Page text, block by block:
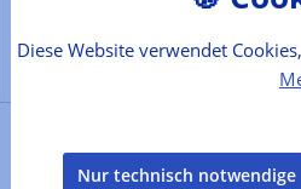
In
Diese Website verwendet
Nur technisch notwendige